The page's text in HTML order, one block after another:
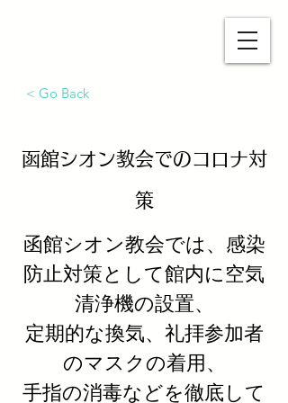
< Go Back
函館シオン教会でのコロナ対
策
函館シオン教会では、感染
防止対策として館内に空気
清浄機の設置、
定期的な換気、 礼拝参加者
のマスクの着用、
手指の消毒などを徹底して